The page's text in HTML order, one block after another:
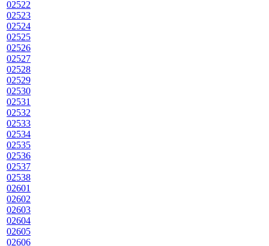
02522
02523
02524
02525
02526
02527
02528
02529
02530
02531
02532
02533
02534
02535
02536
02537
02538
02601
02602
02603
02604
02605
02606